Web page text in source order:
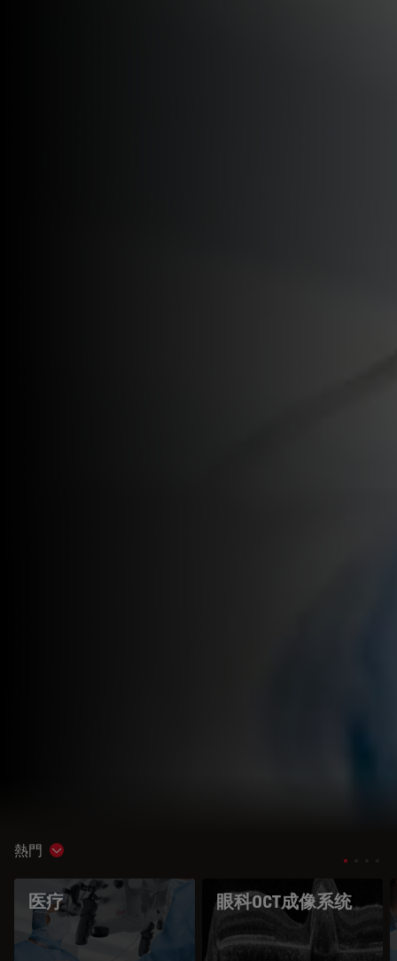
熱門 Show subnavigation
医疗 眼科OCT成像系统